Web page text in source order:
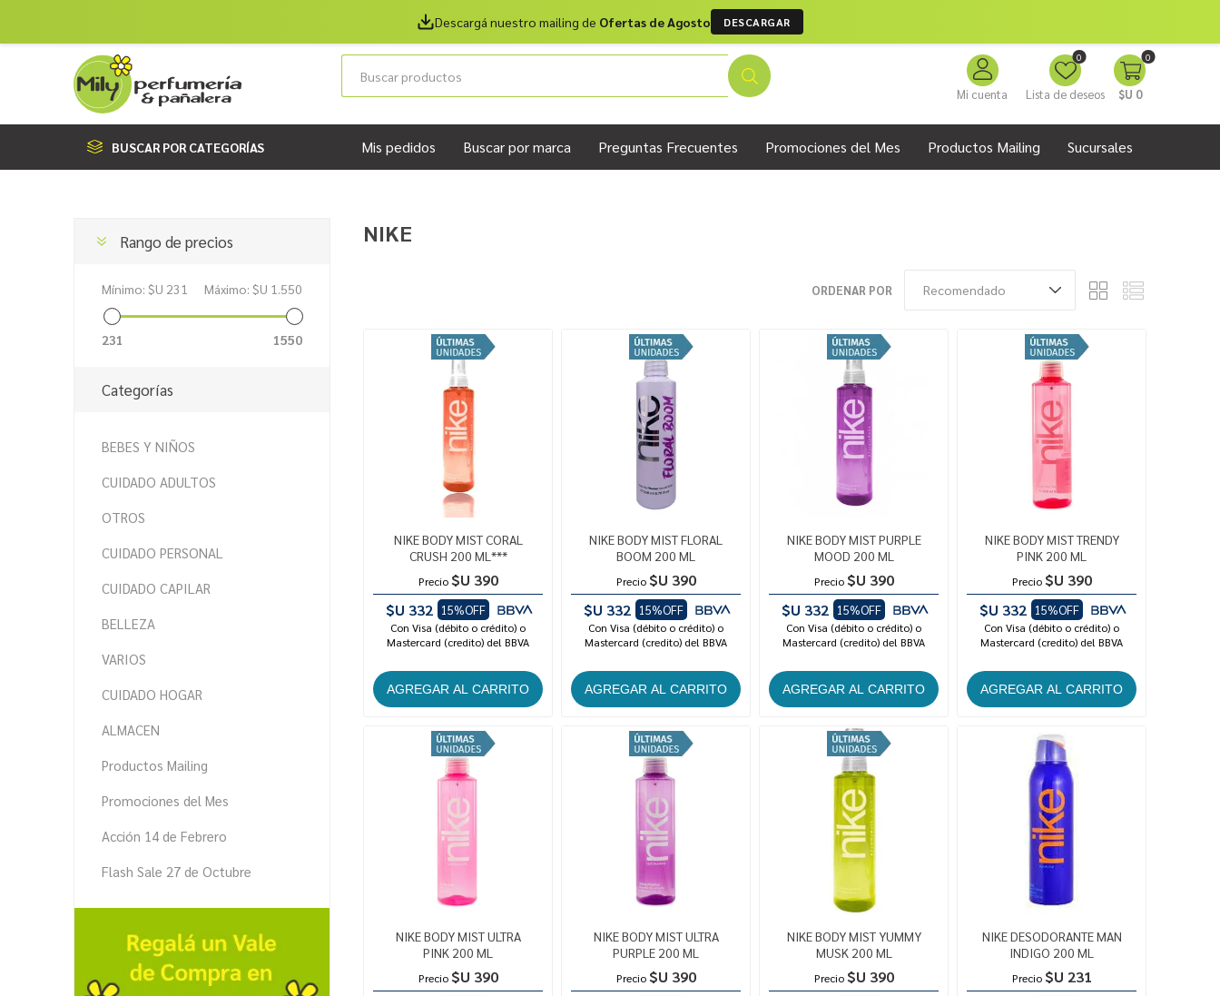
Descargá nuestro mailing de Ofertas de Agosto DESCARGAR
Mi cuenta Lista de deseos
0 0
$U 0
BUSCAR POR CATEGORÍAS Mis pedidos Buscar por marca Preguntas Frecuentes Promociones del Mes Productos Mailing Sucursales
NIKE
ORDENAR POR
NIKE BODY MIST CORAL
CRUSH 200 ML***
Precio $U 390
$U 332
15%OFF
Con Visa (débito o crédito) o
Mastercard (credito) del BBVA
NIKE BODY MIST FLORAL
BOOM 200 ML
Precio $U 390
$U 332
15%OFF
Con Visa (débito o crédito) o
Mastercard (credito) del BBVA
NIKE BODY MIST PURPLE
MOOD 200 ML
Precio $U 390
$U 332
15%OFF
Con Visa (débito o crédito) o
Mastercard (credito) del BBVA
NIKE BODY MIST TRENDY
PINK 200 ML
Precio $U 390
$U 332
15%OFF
Con Visa (débito o crédito) o
Mastercard (credito) del BBVA
NIKE BODY MIST ULTRA
PINK 200 ML
Precio $U 390
NIKE BODY MIST ULTRA
PURPLE 200 ML
Precio $U 390
NIKE BODY MIST YUMMY
MUSK 200 ML
Precio $U 390
NIKE DESODORANTE MAN
INDIGO 200 ML
Precio $U 231
Rango de precios
Mínimo: $U 231 Máximo: $U 1.550
231 1550
Categorías
BEBES Y NIÑOS
CUIDADO ADULTOS
OTROS
CUIDADO PERSONAL
CUIDADO CAPILAR
BELLEZA
VARIOS
CUIDADO HOGAR
ALMACEN
Productos Mailing
Promociones del Mes
Acción 14 de Febrero
Flash Sale 27 de Octubre